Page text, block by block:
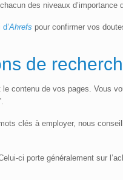
des niveaux d’importance
Ahrefs pour confirmer vos
de
contenu de vos pages. Vous
clés à employer, nous
ci porte généralement sur